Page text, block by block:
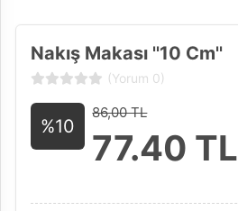
Nakış Makası ''10 Cm''
(Yorum 0)
%10
86,00 TL
77.40 TL